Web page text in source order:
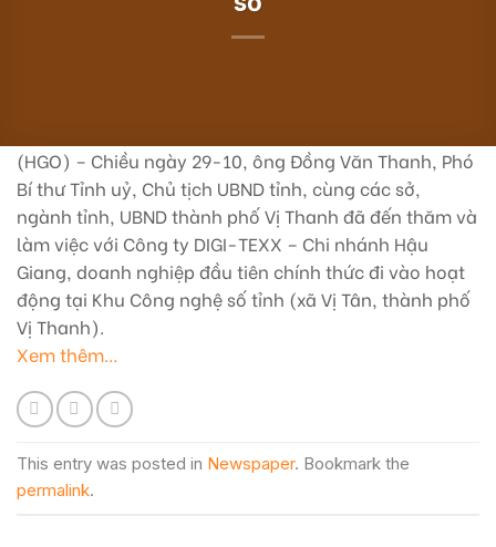
(HGO) – Chiều ngày 29-10, ông Đồng Văn Thanh, Phó
Bí thư Tỉnh uỷ, Chủ tịch UBND tỉnh, cùng các sở,
ngành tỉnh, UBND thành phố Vị Thanh đã đến thăm và
làm việc với Công ty DIGI-TEXX – Chi nhánh Hậu
Giang, doanh nghiệp đầu tiên chính thức đi vào hoạt
động tại Khu Công nghệ số tỉnh (xã Vị Tân, thành phố
Vị Thanh).
Xem thêm…
This entry was posted in Newspaper. Bookmark the
permalink.